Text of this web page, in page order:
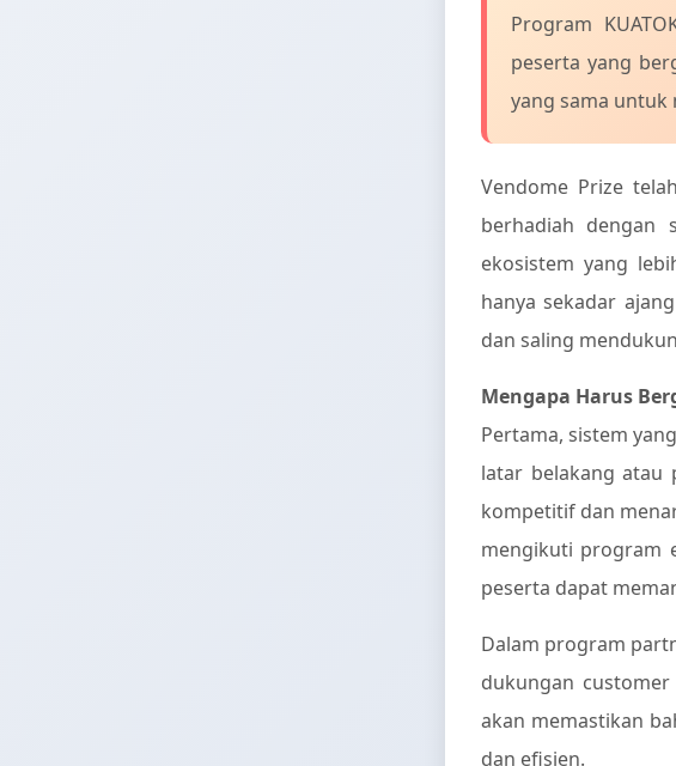
Program
peserta yang
yang sama untuk
Vendome Prize
berhadiah dengan
ekosistem yang
hanya sekadar
dan saling
Mengapa Harus
Pertama, sistem
latar belakang atau
kompetitif dan
mengikuti program
peserta dapat
Dalam program
dukungan
akan memastikan
dan efisien.